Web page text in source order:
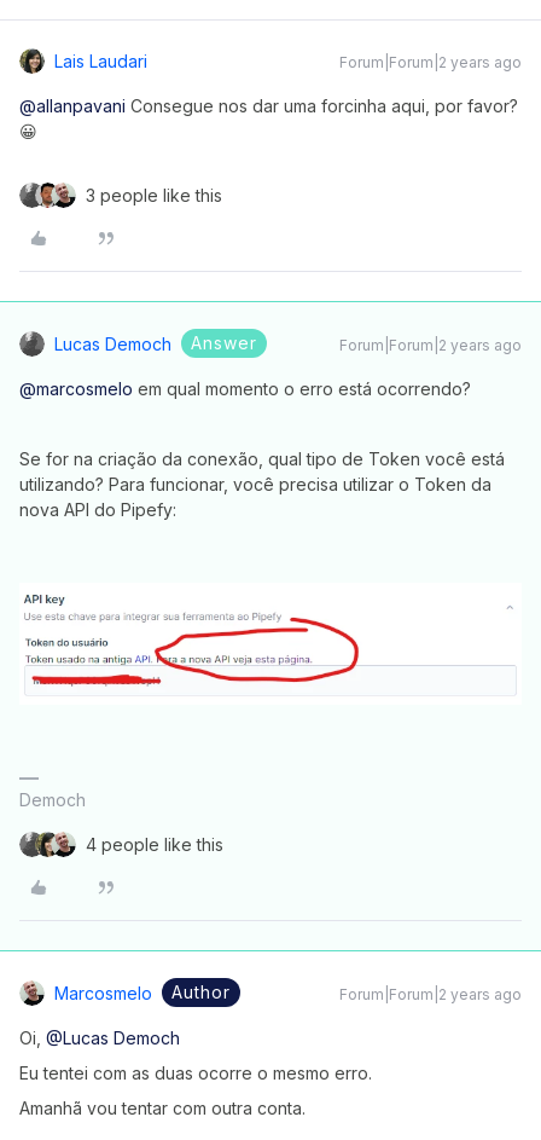
Lais Laudari Forum|Forum|2 years ago
@allanpavani Consegue nos dar uma forcinha aqui, por favor?
😀
3 people like this
Lucas Democh Answer Forum|Forum|2 years ago
@marcosmelo em qual momento o erro está ocorrendo?
Se for na criação da conexão, qual tipo de Token você está
utilizando? Para funcionar, você precisa utilizar o Token da
nova API do Pipefy:
Democh
4 people like this
Marcosmelo Author Forum|Forum|2 years ago
Oi, @Lucas Democh
Eu tentei com as duas ocorre o mesmo erro.
Amanhã vou tentar com outra conta.